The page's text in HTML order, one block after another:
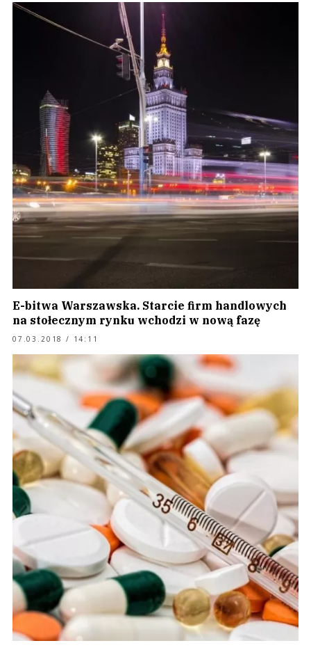
E-bitwa Warszawska. Starcie firm handlowych
na stołecznym rynku wchodzi w nową fazę
07.03.2018 / 14:11